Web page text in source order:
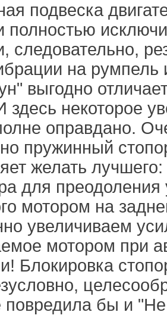
подвеска
полностью
следовательно,
на румпель
выгодно
здесь некоторое
оправдано.
пружинный
желать
для преодоления
мотором на
увеличиваем
мотором при
Блокировка
повредила бы и